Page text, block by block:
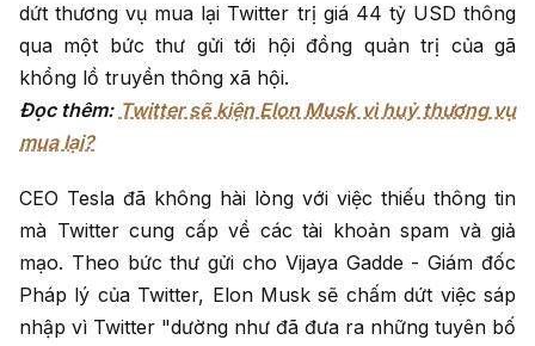
dứt thương vụ mua lại Twitter trị giá 44 tỷ USD thông
qua một bức thư gửi tới hội đồng quản trị của gã
khổng lồ truyền thông xã hội.
Đọc thêm: Twitter sẽ kiện Elon Musk vì huỷ thương vụ
mua lại?
CEO Tesla đã không hài lòng với việc thiếu thông tin
mà Twitter cung cấp về các tài khoản spam và giả
mạo. Theo bức thư gửi cho Vijaya Gadde - Giám đốc
Pháp lý của Twitter, Elon Musk sẽ chấm dứt việc sáp
nhập vì Twitter "dường như đã đưa ra những tuyên bố